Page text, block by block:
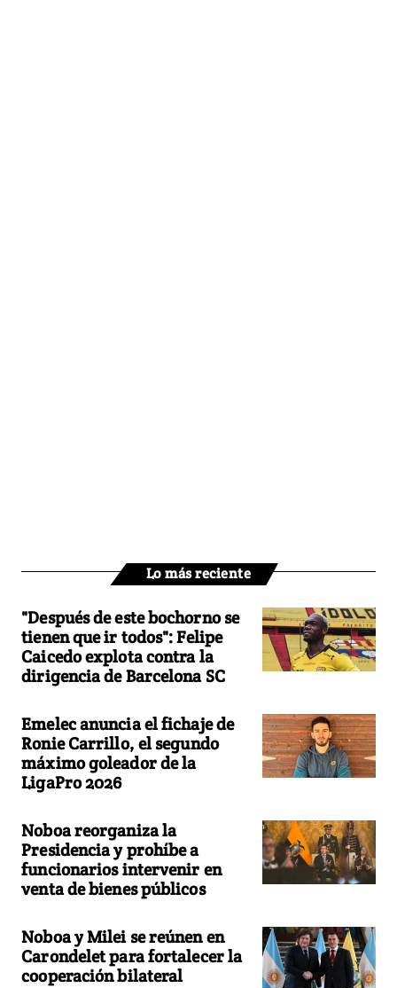
Lo más reciente
"Después de este bochorno se
tienen que ir todos": Felipe
Caicedo explota contra la
dirigencia de Barcelona SC
Emelec anuncia el fichaje de
Ronie Carrillo, el segundo
máximo goleador de la
LigaPro 2026
Noboa reorganiza la
Presidencia y prohíbe a
funcionarios intervenir en
venta de bienes públicos
Noboa y Milei se reúnen en
Carondelet para fortalecer la
cooperación bilateral